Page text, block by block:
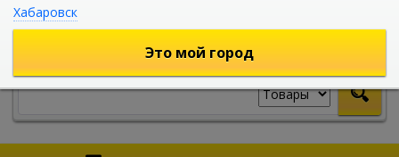
Хабаровск
Это мой город